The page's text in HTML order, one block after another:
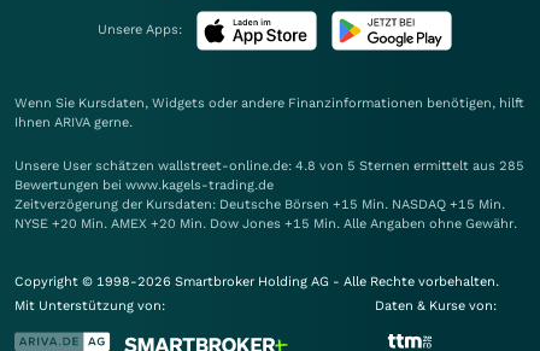
Unsere Apps:
Wenn Sie Kursdaten, Widgets oder andere Finanzinformationen benötigen, hilft
Ihnen ARIVA gerne.
Unsere User schätzen wallstreet-online.de: 4.8 von 5 Sternen ermittelt aus 285
Bewertungen bei www.kagels-trading.de
Zeitverzögerung der Kursdaten: Deutsche Börsen +15 Min. NASDAQ +15 Min.
NYSE +20 Min. AMEX +20 Min. Dow Jones +15 Min. Alle Angaben ohne Gewähr.
Copyright © 1998-2026 Smartbroker Holding AG - Alle Rechte vorbehalten.
Mit Unterstützung von:
Daten & Kurse von: